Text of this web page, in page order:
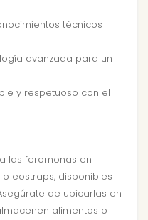
técnicos
avanzada para un
y respetuoso con el
las feromonas en
eostraps, disponibles
de ubicarlas en
alimentos o